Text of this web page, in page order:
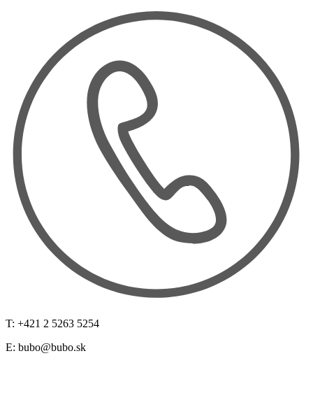
T: +421 2 5263 5254
E: bubo@bubo.sk